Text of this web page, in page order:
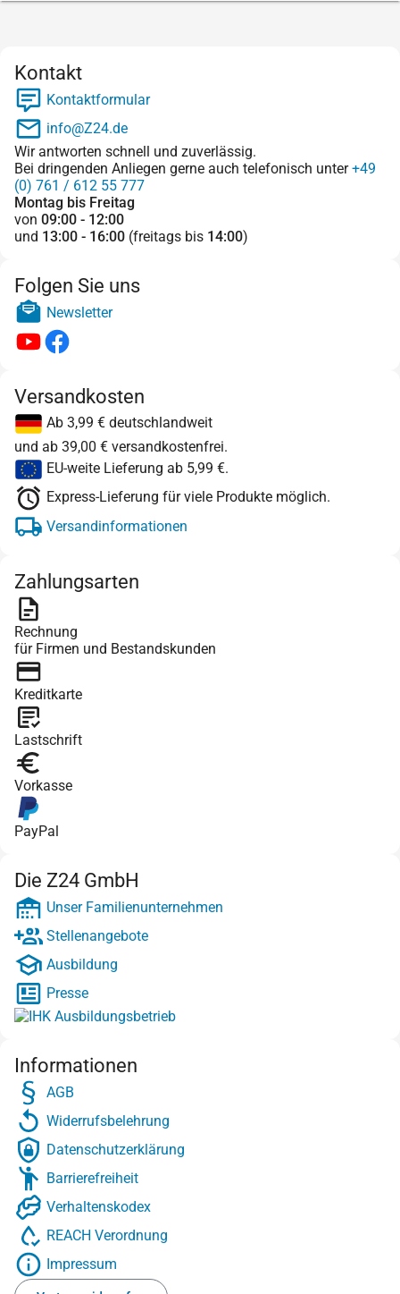
Kontakt
Kontaktformular
info@Z24.de
Wir antworten schnell und zuverlässig.
Bei dringenden Anliegen gerne auch telefonisch unter+49
(0) 761 / 612 55 777
Montag bis Freitag
von 09:00 - 12:00
und 13:00 - 16:00 (freitags bis 14:00)
Folgen Sie uns
Newsletter
Versandkosten
Ab 3,99 € deutschlandweit
und ab 39,00 € versandkostenfrei.
EU-weite Lieferung ab 5,99 €.
Express-Lieferung für viele Produkte möglich.
Versandinformationen
Zahlungsarten
Rechnung
für Firmen und Bestandskunden
Kreditkarte
Lastschrift
Vorkasse
PayPal
Die Z24 GmbH
Unser Familienunternehmen
Stellenangebote
Ausbildung
Presse
Informationen
AGB
Widerrufsbelehrung
Datenschutzerklärung
Barrierefreiheit
Verhaltenskodex
REACH Verordnung
Impressum